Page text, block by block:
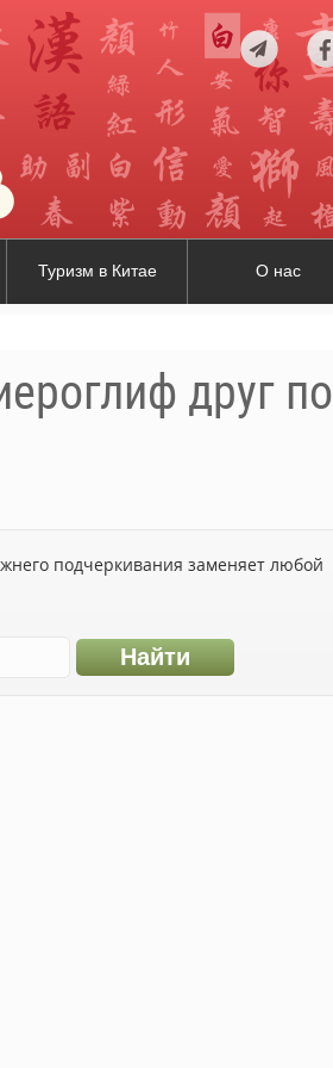
Туризм в Китае О нас
друг по
подчеркивания заменяет любой